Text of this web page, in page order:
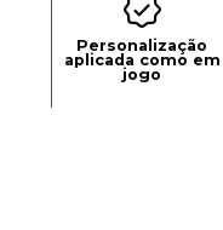
Personalização
aplicada como em
jogo